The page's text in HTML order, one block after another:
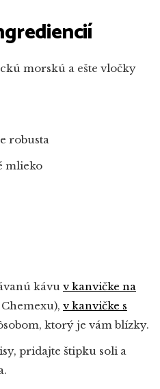
morskú a ešte vločky
robusta
mlieko
kávu v kanvičke na
v kanvičke s
ktorý je vám blízky.
pridajte štipku soli a